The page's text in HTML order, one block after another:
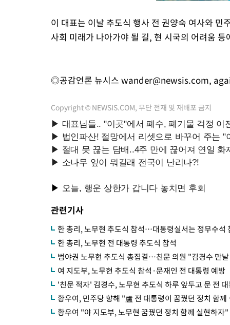
이 대표는 이날 추도식 행사 전 권양숙 여사와
사회 미래가 나아가야 될 길, 현 시국의 어려움
◎공감언론 뉴시스 wander@newsis.com,
Copyright © NEWSIS.COM, 무단 전재 및 재배포 금지
관련기사
한 총리, 노무현 추도식 참석…대통령실서는 정무수석
한 총리, 노무현 전 대통령 추도식 참석
범야권 노무현 추도식 총집결…친문 의원 "김경수 만
여 지도부, 노무현 추도식 참석·문재인 전 대통령 예방
'친문 적자' 김경수, 노무현 추도식 하루 앞두고 문 전
황우여, 민주당 향해 "盧 전 대통령이 꿈꿨던 정치 함
황우여 "야 지도부, 노무현 꿈꿨던 정치 함께 실현하자"